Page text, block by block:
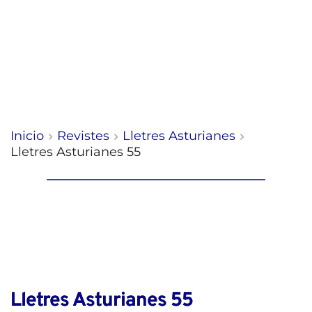
Inicio Revistes
Lletres Asturianes
Lletres Asturianes 55
Lletres Asturianes 55